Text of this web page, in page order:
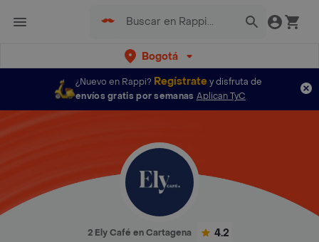
Bogotá
¿Nuevo en Rappi? Regístratey disfruta de
envíos gratis por semanas Aplican TyC
2 Ely Café en Cartagena 4.2